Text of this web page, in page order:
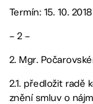
Termín: 15. 10. 2018
– 2 –
2. Mgr.
2.1. předložit radě
znění smluv o